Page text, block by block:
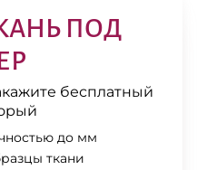
ПОД
бесплатный
до мм
ткани